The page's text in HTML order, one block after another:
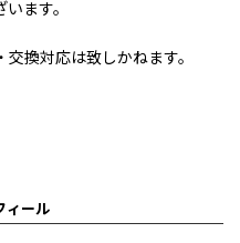
ます。
換対応は致しかねます。
ィール